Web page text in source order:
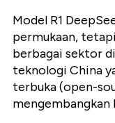
Model R1
permukaan,
berbagai sektor
teknologi China
terbuka (open-
mengembangkan